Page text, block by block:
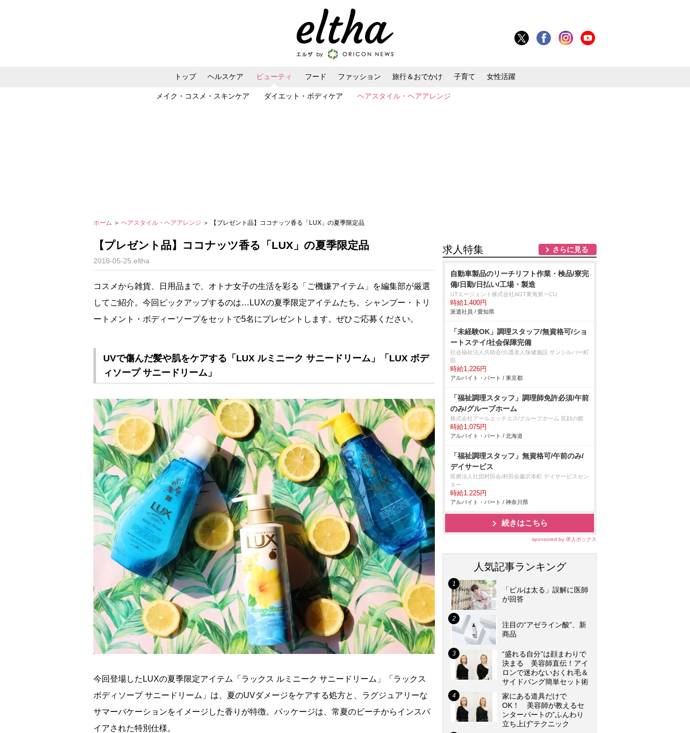
トップ ヘルスケア ビューティ
メイク・コスメ・スキンケア ダイエット・ボディケア ヘアスタイル・ヘアアレンジ
フード ファッション 旅行＆おでかけ 子育て 女性活躍
ホーム ＞ ヘアスタイル・ヘアアレンジ ＞ 【プレゼント品】ココナッツ香る「LUX」の夏季限定品
【プレゼント品】ココナッツ香る「LUX」の夏季限定品
2018-05-25 eltha
コスメから雑貨、日用品まで、オトナ女子の生活を彩る「ご機嫌アイテム」を編集部が厳選
してご紹介。今回ピックアップするのは…LUXの夏季限定アイテムたち。シャンプー・トリ
ートメント・ボディーソープをセットで5名にプレゼントします。ぜひご応募ください。
UVで傷んだ髪や肌をケアする「LUX ルミニーク サニードリーム」「LUX ボデ
ィソープ サニードリーム」
今回登場したLUXの夏季限定アイテム「ラックス ルミニーク サニードリーム」「ラックス
ボディソープ サニードリーム」は、夏のUVダメージをケアする処方と、ラグジュアリーな
サマーバケーションをイメージした香りが特徴。パッケージは、常夏のビーチからインスパ
イアされた特別仕様。
求人特集 さらに見る
自動車製品のリーチリフト作業・検品/寮完
備/日勤/日払い/工場・製造
UTエージェント株式会社AGT東海第一CU
時給1,400円
派遣社員 / 愛知県
「未経験OK」調理スタッフ/無資格可/ショ
ートステイ/社会保障完備
社会福祉法人共助会/介護老人保健施設 サンシルバー町
田
時給1,226円
アルバイト・パート / 東京都
「福祉調理スタッフ」調理師免許必須/午前
のみ/グループホーム
株式会社アールエッチエス/グループホーム 笑顔の郷
時給1,075円
アルバイト・パート / 北海道
「福祉調理スタッフ」無資格可/午前のみ/
デイサービス
医療法人社団村田会/村田会藤沢本町 デイサービスセン
ター
時給1,225円
アルバイト・パート / 神奈川県
続きはこちら
sponsored by 求人ボックス
人気記事ランキング
「ピルは太る」誤解に医師
が回答
注目の“アゼライン酸”、新
商品
“盛れる自分”は顔まわりで
決まる 美容師直伝！アイ
ロンで迷わないおくれ毛＆
サイドバング簡単セット術
家にある道具だけで
OK！ 美容師が教えるセ
ンターパートの”ふんわり
立ち上げ”テクニック